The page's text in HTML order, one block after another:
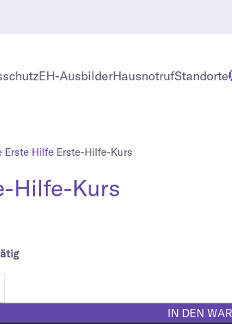
EH-AusbilderHausnotrufStandorte
Erste Hilfe Erste-Hilfe-Kurs
Hilfe-Kurs
IN DEN